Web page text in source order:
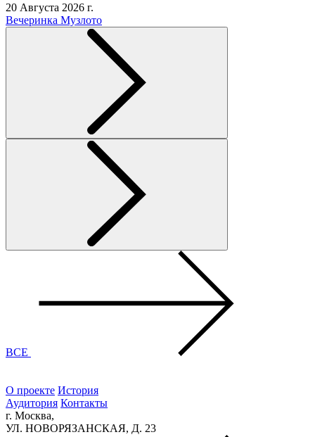
20 Августа 2026 г.
Вечеринка Музлото
ВСЕ
О проекте История
Аудитория Контакты
г. Москва,
УЛ. НОВОРЯЗАНСКАЯ, Д. 23